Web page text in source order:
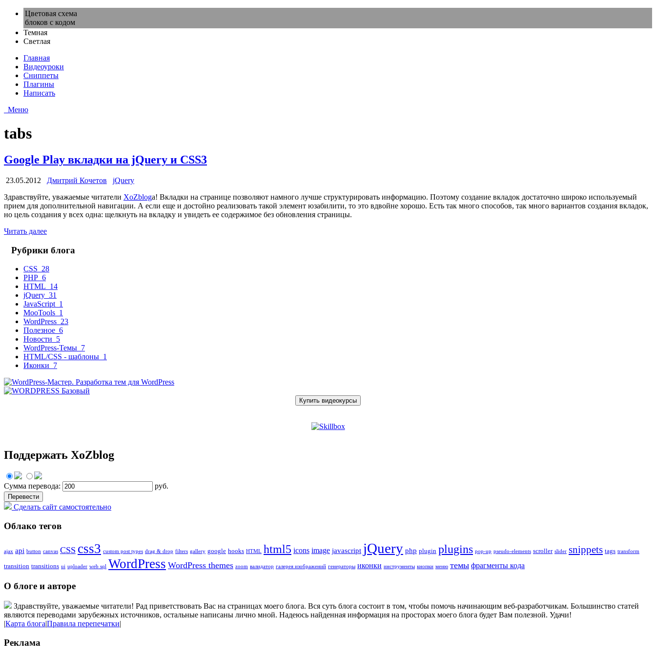
Цветовая схема
блоков с кодом
Темная
Светлая
Главная
Видеоуроки
Сниппеты
Плагины
Написать
Меню
tabs
Google Play вкладки на jQuery и CSS3
23.05.2012 Дмитрий Кочетов
jQuery
Здравствуйте, уважаемые читатели XoZbloga! Вкладки на странице позволяют намного лучше структурировать информацию. Поэтому создание вкладок достаточно широко используемый
прием для дополнительной навигации. А если еще и достойно реализовать такой элемент юзабилити, то это вдвойне хорошо. Есть так много способов, так много вариантов создания вкладок,
но цель создания у всех одна: щелкнуть на вкладку и увидеть ее содержимое без обновления страницы.
Читать далее
Рубрики блога
CSS 28
PHP 6
HTML 14
jQuery 31
JavaScript 1
MooTools 1
WordPress 23
Полезное 6
Новости 5
WordPress-Темы 7
HTML/CSS - шаблоны 1
Иконки 7
Купить видеокурсы
Поддержать XoZblog
Сумма перевода: руб.
Сделать сайт самостоятельно
Облако тегов
ajax api button canvas CSS css3 custom post types drag & drop filters gallery google hooks HTML html5 icons image javascript jQuery php plugin plugins pop-up pseudo-elements scroller slider snippets tags transform
transition transitions ui uploader web sql WordPress WordPress themes zoom валидатор галерея изображений генераторы иконки инструменты кнопки меню темы фрагменты кода
О блоге и авторе
Здравствуйте, уважаемые читатели! Рад приветствовать Вас на страницах моего блога. Вся суть блога состоит в том, чтобы помочь начинающим веб-разработчикам. Большинство статей
являются переводами зарубежных источников, остальные написаны лично мной. Надеюсь найденная информация на просторах моего блога будет Вам полезной. Удачи!
|Карта блога|Правила перепечатки|
Реклама